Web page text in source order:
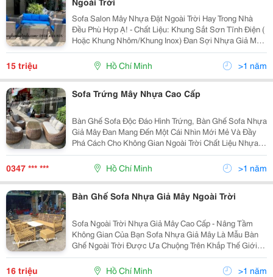
Sofa Salon Mây Nhựa Đặt Ngoài Trời Hay Trong Nhà
Đều Phù Hợp Ạ! - Chất Liệu: Khung Sắt Sơn Tĩnh Điện (
Hoặc Khung Nhôm/Khung Inox) Đan Sợi Nhựa Giả Mây
Tre, Loại Dâytròn - Màu Sắc: Màu Vàng Giả Mây Thật -
Kích Thước: Theo Yêu Cầu Hoặc Kt Thông...
15 triệu Hồ Chí Minh >1 năm
Sofa Trứng Mây Nhựa Cao Cấp
Bàn Ghế Sofa Độc Đáo Hình Trứng, Bàn Ghế Sofa Nhựa
Giả Mây Đan Mang Đến Một Cái Nhìn Mới Mẻ Và Đầy
Phá Cách Cho Không Gian Ngoài Trời Chất Liệu Nhựa
Giả Mây Không Chỉ Đảm Bảo Tính Bền Bỉ Và Khả Năng
Chịu Thời Tiết Xuất Sắc, Mà Còn Mang Đến Sự Thoải...
0347 *** *** Hồ Chí Minh >1 năm
Bàn Ghế Sofa Nhựa Giả Mây Ngoài Trời
Sofa Ngoài Trời Nhựa Giả Mây Cao Cấp - Nâng Tầm
Không Gian Của Bạn Sofa Nhựa Giả Mây Là Mẫu Bàn
Ghế Ngoài Trời Được Ưa Chuộng Trên Khắp Thế Giới,
Đặc Biệt Sofa Bàn Ghế Nhựa Giả Mây Rất Thịnh Hành
Tại Các Khách Sạn, Khu Resort Cao Cấp. Bộ Sofa...
16 triệu Hồ Chí Minh >1 năm